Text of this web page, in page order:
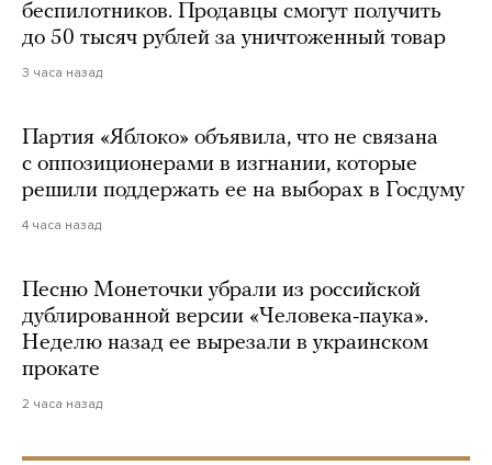
беспилотников. Продавцы смогут получить
до 50 тысяч рублей за уничтоженный товар
3 часа назад
Партия «Яблоко» объявила, что не связана
с оппозиционерами в изгнании, которые
решили поддержать ее на выборах в Госдуму
4 часа назад
Песню Монеточки убрали из российской
дублированной версии «Человека-паука».
Неделю назад ее вырезали в украинском
прокате
2 часа назад